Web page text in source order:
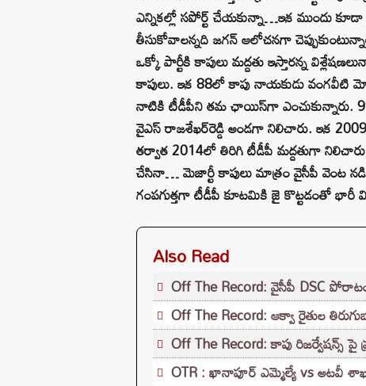
ఎన్నికల్లో సపోర్ట్‌ చేయకున్నా…ఇక ముందు కూడా
తీసుకోవాలన్నది జగన్‌ ఆలోచనగా
ఒక్కో పార్టీకి కాపులు మద్దతు ఇస్తారన్న
కాపులు. ఇక 88లో కాపు నాయకుడు వంగవీటి
నాటికి టీడీపీని తమ ఛాయిస్‌గా ఎంచుకున్నారు.
వైఎస్‌ రాజశేఖర్‌రెడ్డి అండగా నిలిచారు. ఇక
తర్వాత 2014లో తిరిగి టీడీపీ మద్దతుగా
చేసినా… మెజార్టీ కాపులు మాత్రం వైసీపీ వెంట
గంపగుత్తగా టీడీపీ కూటమికి జై కొట్టడంతో భారీ
Also Read
Off The Record: వైసీపీ DSC
Off The Record: ఆక్వా రైతుల
Off The Record: కాపు రిజర్వేషన్స్
OTR : ఖానాపూర్ ఎమ్మెల్యే vs అటవీ